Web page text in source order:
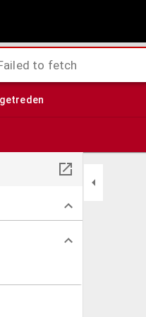
ac astronomiae principis ad
to fetch